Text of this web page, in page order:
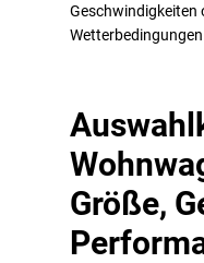
Geschwindigkeiten
Größe,